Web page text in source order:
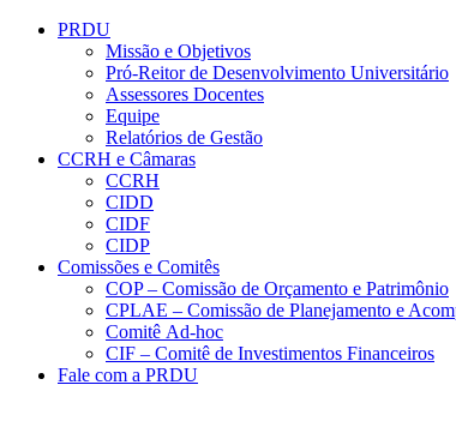
Conteúdo principal
PRDU
Missão e Objetivos
Pró-Reitor de Desenvolvimento Universitário
Assessores Docentes
Equipe
Relatórios de Gestão
CCRH e Câmaras
CCRH
CIDD
CIDF
CIDP
Comissões e Comitês
COP – Comissão de Orçamento e Patrimônio
CPLAE – Comissão de Planejamento e
Comitê Ad-hoc
CIF – Comitê de Investimentos Financeiros
Fale com a PRDU